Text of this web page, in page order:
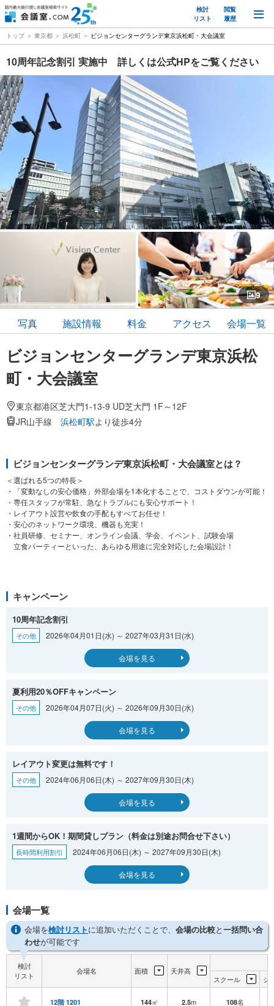
検討
リスト
閲覧
履歴
トップ 東京都 浜松町 ビジョンセンターグランデ東京浜松町・大会議室
ビジョンセンターグランデ東京浜松
町・大会議室
東京都港区芝大門1-13-9 UD芝大門 1F～12F
JR山手線 浜松町駅より徒歩4分
写真 施設情報 料金 アクセス 会場一覧
10周年記念割引 実施中 詳しくは公式HPをご覧ください
9
ビジョンセンターグランデ東京浜松町・大会議室とは？
＜選ばれる5つの特長＞
・「変動なしの安心価格」外部会場を1本化することで、コストダウンが可能！
・専任スタッフが常駐、急なトラブルにも安心サポート！
・レイアウト設営や飲食の手配もすべてお任せ！
・安心のネットワーク環境、機器も充実！
・社員研修、セミナー、オンライン会議、学会、イベント、試験会場
立食パーティーといった、あらゆる用途に完全対応した会場設計！
キャンペーン
10周年記念割引
その他 2026年04月01日(水) ～ 2027年03月31日(水)
会場を見る
夏利用20％OFFキャンペーン
その他 2026年04月07日(火) ～ 2026年09月30日(水)
会場を見る
レイアウト変更は無料です！
その他 2024年06月06日(木) ～ 2027年09月30日(木)
会場を見る
1週間からOK！期間貸しプラン（料金は別途お問合せ下さい）
長時間利用割引 2024年06月06日(木) ～ 2027年09月30日(木)
会場を見る
会場一覧
会場を検討リストに追加いただくことで、 会場の比較と一括問い合
わせが可能です
検討
リスト
会場名 面積
天井高
スクール
シ
12階 1201 144㎡ 2.5m 108名